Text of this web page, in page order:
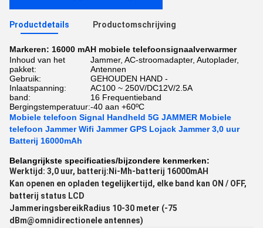
Productdetails Productomschrijving
Markeren: 16000 mAH mobiele telefoonsignaalverwarmer
Inhoud van het
pakket:
Jammer, AC-stroomadapter, Autoplader,
Antennen
Gebruik:
GEHOUDEN HAND -
Inlaatspanning:
AC100 ~ 250V/DC12V/2.5A
band:
16 Frequentieband
Bergingstemperatuur:-40 aan +60ºC
Mobiele telefoon Signal Handheld 5G JAMMER Mobiele
telefoon Jammer Wifi Jammer GPS Lojack Jammer 3,0 uur
Batterij 16000mAh
Belangrijkste specificaties/bijzondere kenmerken:
Werktijd: 3,0 uur, batterij:Ni-Mh-batterij 16000mAH
Kan openen en opladen tegelijkertijd, elke band kan ON / OFF,
batterij status LCD
JammeringsbereikRadius 10-30 meter (-75
dBm@omnidirectionele antennes)